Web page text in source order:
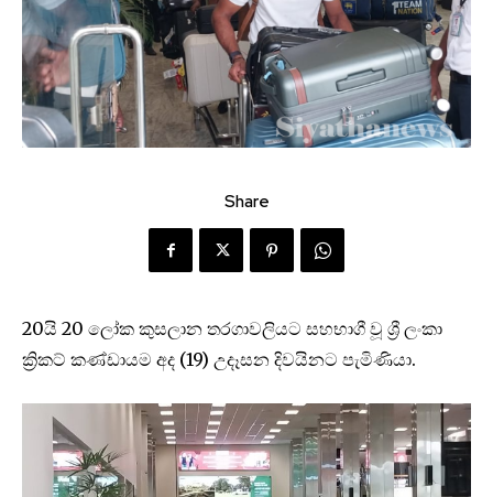
Share
20යි 20 ලෝක කුසලාන තරගාවලියට සහභාගී වූ ශ්‍රී ලංකා
ක්‍රිකට් කණ්ඩායම අද (19) උදෑසන දිවයිනට පැමිණියා.